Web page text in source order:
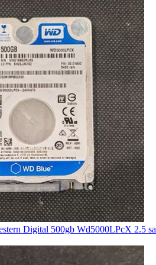
Digital 500gb Wd5000LPcX 2.5